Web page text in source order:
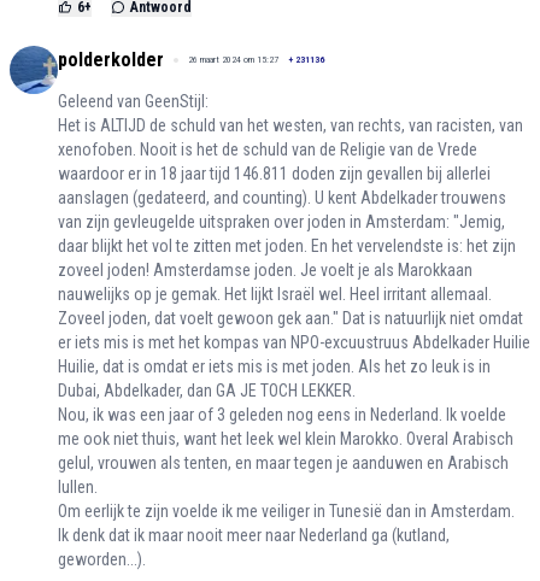
6+ Antwoord
polderkolder 26 maart 2024 om 15:27 + 231136
Geleend van GeenStijl:
Het is ALTIJD de schuld van het westen, van rechts, van racisten, van
xenofoben. Nooit is het de schuld van de Religie van de Vrede
waardoor er in 18 jaar tijd 146.811 doden zijn gevallen bij allerlei
aanslagen (gedateerd, and counting). U kent Abdelkader trouwens
van zijn gevleugelde uitspraken over joden in Amsterdam: "Jemig,
daar blijkt het vol te zitten met joden. En het vervelendste is: het zijn
zoveel joden! Amsterdamse joden. Je voelt je als Marokkaan
nauwelijks op je gemak. Het lijkt Israël wel. Heel irritant allemaal.
Zoveel joden, dat voelt gewoon gek aan." Dat is natuurlijk niet omdat
er iets mis is met het kompas van NPO-excuustruus Abdelkader Huilie
Huilie, dat is omdat er iets mis is met joden. Als het zo leuk is in
Dubai, Abdelkader, dan GA JE TOCH LEKKER.
Nou, ik was een jaar of 3 geleden nog eens in Nederland. Ik voelde
me ook niet thuis, want het leek wel klein Marokko. Overal Arabisch
gelul, vrouwen als tenten, en maar tegen je aanduwen en Arabisch
lullen.
Om eerlijk te zijn voelde ik me veiliger in Tunesië dan in Amsterdam.
Ik denk dat ik maar nooit meer naar Nederland ga (kutland,
geworden...).